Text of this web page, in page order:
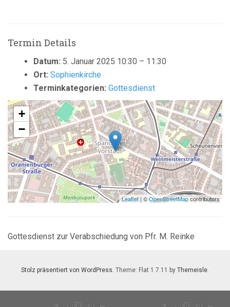
Termin Details
Datum: 5. Januar 2025 10:30 – 11:30
Ort: Sophienkirche
Terminkategorien: Gottesdienst
+
−
Leaflet| ©OpenStreetMapcontributors
Gottesdienst zur Verabschiedung von Pfr. M. Reinke
Stolz präsentiert von WordPress. Theme: Flat 1.7.11 by Themeisle.